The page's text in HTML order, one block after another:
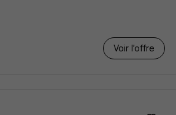
Voir l’offre